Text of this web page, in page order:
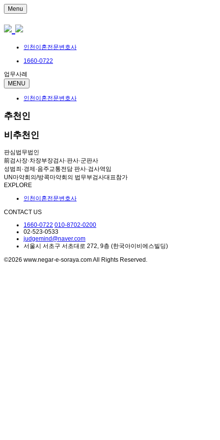
Menu
인천이혼전문변호사
1660-0722
업무사례
MENU
인천이혼전문변호사
추천인
비추천인
판심법무법인
前검사장·차장부장검사·판사·군판사
성범죄·경제·음주교통전담 판사·검사역임
UN마약회의/방콕마약회의 법무부검사대표참가
EXPLORE
인천이혼전문변호사
CONTACT US
1660-0722 010-8702-0200
02-523-0533
judgemind@naver.com
서울시 서초구 서초대로 272, 9층 (한국아이비에스빌딩)
©2026 www.negar-e-soraya.com All Rights Reserved.